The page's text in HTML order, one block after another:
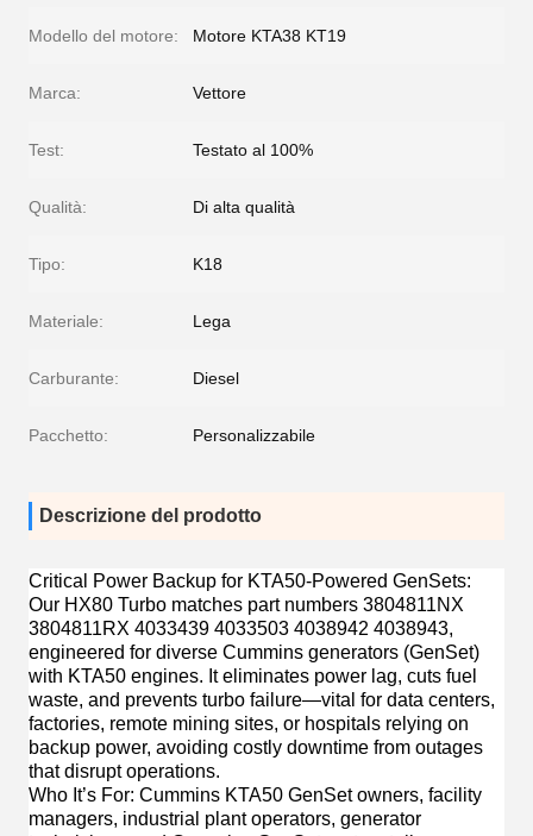
Modello del motore: Motore KTA38 KT19
Marca: Vettore
Test: Testato al 100%
Qualità: Di alta qualità
Tipo: K18
Materiale: Lega
Carburante: Diesel
Pacchetto: Personalizzabile
Descrizione del prodotto
Critical Power Backup for KTA50-Powered GenSets:
Our HX80 Turbo matches part numbers 3804811NX
3804811RX 4033439 4033503 4038942 4038943,
engineered for diverse Cummins generators (GenSet)
with KTA50 engines. It eliminates power lag, cuts fuel
waste, and prevents turbo failure—vital for data centers,
factories, remote mining sites, or hospitals relying on
backup power, avoiding costly downtime from outages
that disrupt operations.
Who It’s For: Cummins KTA50 GenSet owners, facility
managers, industrial plant operators, generator